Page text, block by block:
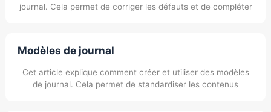
journal. Cela permet de corriger les défauts et de compléter
Modèles de journal
Cet article explique comment créer et utiliser des modèles
de journal. Cela permet de standardiser les contenus